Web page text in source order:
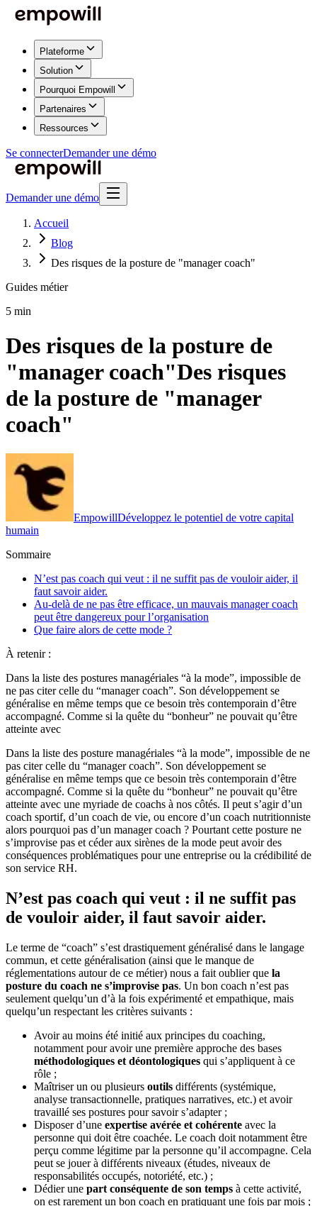
Plateforme
Solution
Pourquoi Empowill
Partenaires
Ressources
Se connecterDemander une démo
Demander une démo
Accueil
Blog
Des risques de la posture de "manager coach"
Guides métier
5 min
Des risques de la posture de
"manager coach"Des risques
de la posture de "manager
coach"
EmpowillDéveloppez le potentiel de votre capital
humain
Sommaire
N’est pas coach qui veut : il ne suffit pas de vouloir aider, il
faut savoir aider.
Au-delà de ne pas être efficace, un mauvais manager coach
peut être dangereux pour l’organisation
Que faire alors de cette mode ?
À retenir :
Dans la liste des postures managériales “à la mode”, impossible de
ne pas citer celle du “manager coach”. Son développement se
généralise en même temps que ce besoin très contemporain d’être
accompagné. Comme si la quête du “bonheur” ne pouvait qu’être
atteinte avec
Dans la liste des posture managériales “à la mode”, impossible de ne
pas citer celle du “manager coach”. Son développement se
généralise en même temps que ce besoin très contemporain d’être
accompagné. Comme si la quête du “bonheur” ne pouvait qu’être
atteinte avec une myriade de coachs à nos côtés. Il peut s’agir d’un
coach sportif, d’un coach de vie, ou encore d’un coach nutritionniste
alors pourquoi pas d’un manager coach ? Pourtant cette posture ne
s’improvise pas et céder aux sirènes de la mode peut avoir des
conséquences problématiques pour une entreprise ou la crédibilité de
son service RH.
N’est pas coach qui veut : il ne suffit pas
de vouloir aider, il faut savoir aider.
Le terme de “coach” s’est drastiquement généralisé dans le langage
commun, et cette généralisation (ainsi que le manque de
réglementations autour de ce métier) nous a fait oublier que la
posture du coach ne s’improvise pas. Un bon coach n’est pas
seulement quelqu’un d’à la fois expérimenté et empathique, mais
quelqu’un respectant les critères suivants :
Avoir au moins été initié aux principes du coaching,
notamment pour avoir une première approche des bases
méthodologiques et déontologiques qui s’appliquent à ce
rôle ;
Maîtriser un ou plusieurs outils différents (systémique,
analyse transactionnelle, pratiques narratives, etc.) et avoir
travaillé ses postures pour savoir s’adapter ;
Disposer d’une expertise avérée et cohérente avec la
personne qui doit être coachée. Le coach doit notamment être
perçu comme légitime par la personne qu’il accompagne. Cela
peut se jouer à différents niveaux (études, niveaux de
responsabilités occupés, notoriété, etc.) ;
Dédier une part conséquente de son temps à cette activité,
on est rarement un bon coach en pratiquant une fois par mois ;